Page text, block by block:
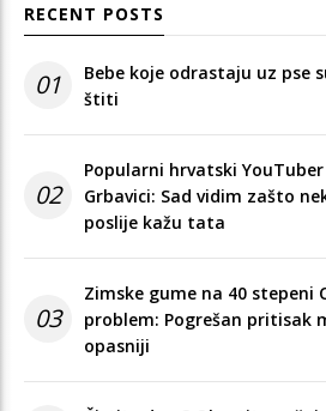
RECENT POSTS
01
Bebe koje odrastaju uz pse
štiti
02
Popularni hrvatski
Grbavici: Sad vidim zašto
poslije kažu tata
03
Zimske gume na 40 stepeni
problem: Pogrešan pritisak
opasniji